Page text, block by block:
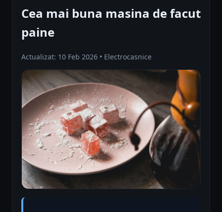
Cea mai buna masina de facut
paine
Actualizat: 10 Feb 2026 • Electrocasnice